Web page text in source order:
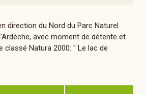
direction du Nord du Parc Naturel
avec moment de détente et
classé Natura 2000: '' Le lac de